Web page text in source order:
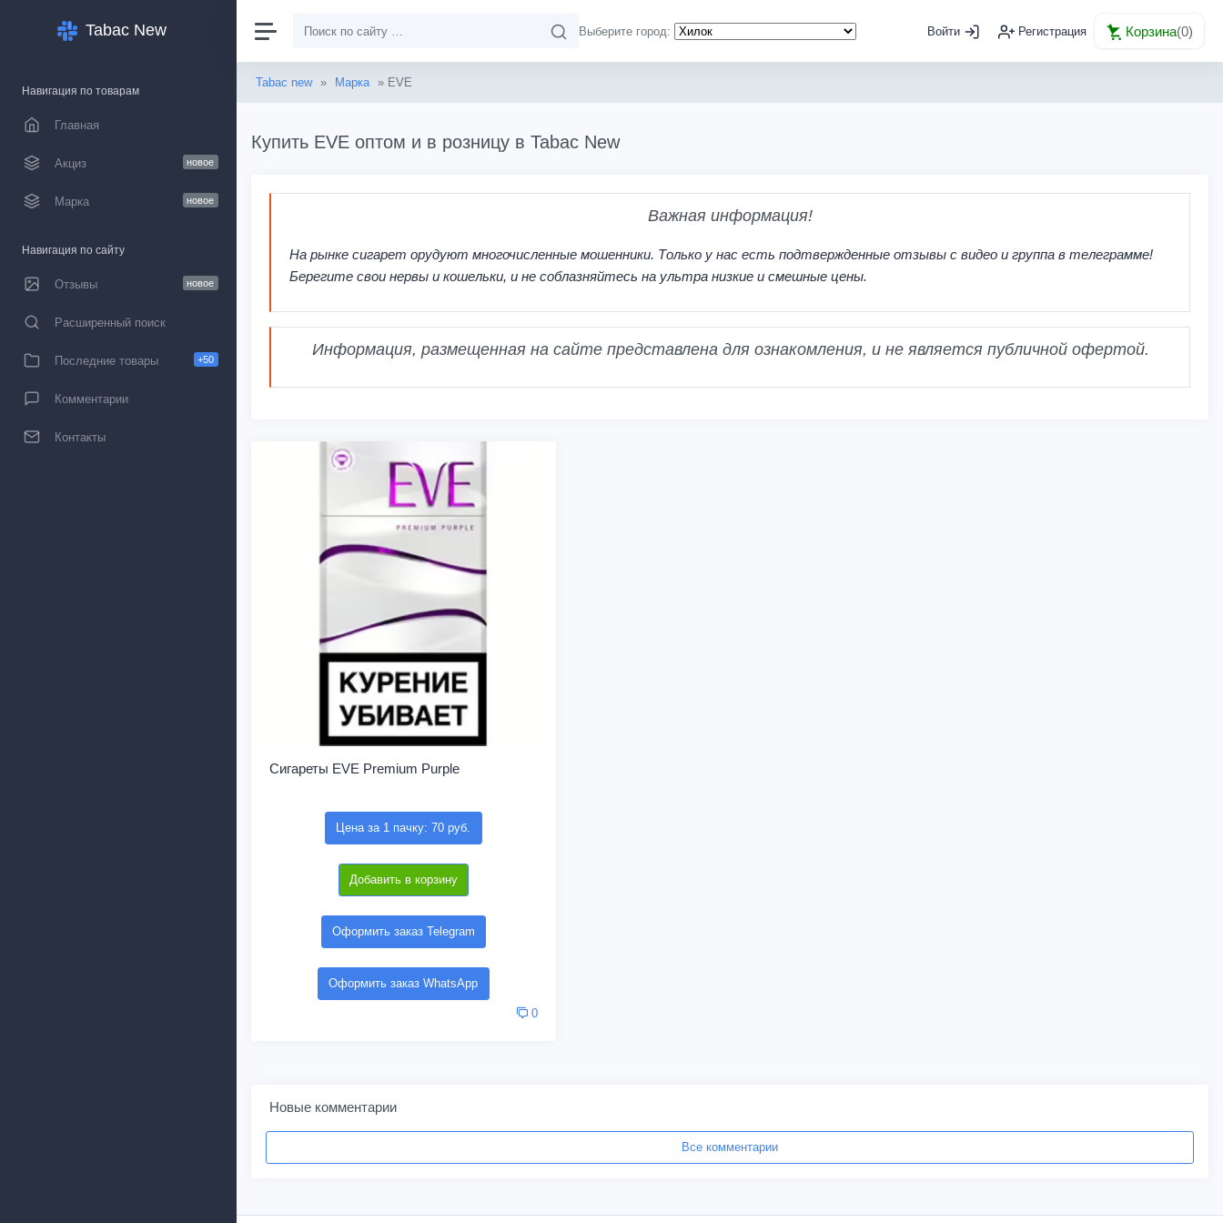
Tabac New
Навигация по товарам
Главная
Акциз новое
Марка новое
Навигация по сайту
Отзывы новое
Расширенный поиск
Последние товары +50
Комментарии
Контакты
Выберите город: Войти Регистрация Корзина(0)
Tabac new » Марка » EVE
Купить EVE оптом и в розницу в Tabac New
Важная информация!
На рынке сигарет орудуют многочисленные мошенники. Только у нас есть подтвержденные отзывы с видео и группа в телеграмме!
Берегите свои нервы и кошельки, и не соблазняйтесь на ультра низкие и смешные цены.
Информация, размещенная на сайте представлена для ознакомления, и не является публичной офертой.
Сигареты EVE Premium Purple
Цена за 1 пачку: 70 руб.
Добавить в корзину
Оформить заказ Telegram
Оформить заказ WhatsApp
0
Новые комментарии
Все комментарии